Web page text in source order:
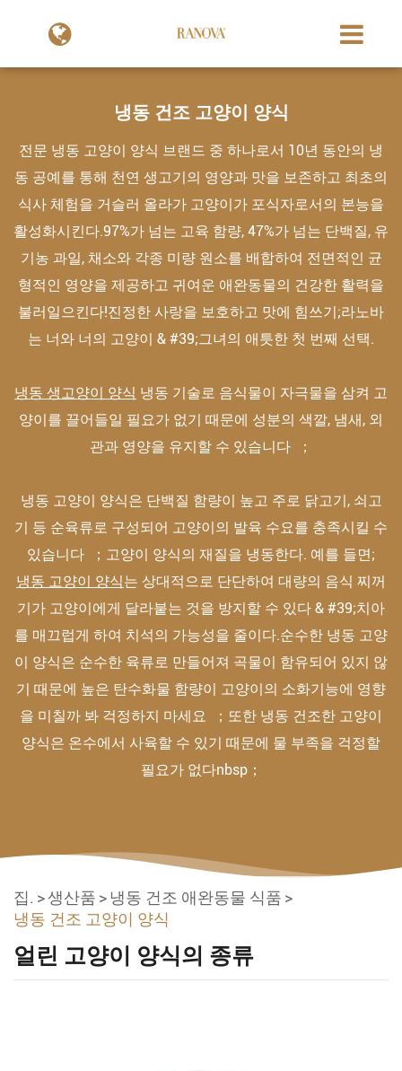
냉동 건조 고양이 양식
전문 냉동 고양이 양식 브랜드 중 하나로서 10년 동안의 냉
동 공예를 통해 천연 생고기의 영양과 맛을 보존하고 최초의
식사 체험을 거슬러 올라가 고양이가 포식자로서의 본능을
활성화시킨다.97%가 넘는 고육 함량, 47%가 넘는 단백질, 유
기농 과일, 채소와 각종 미량 원소를 배합하여 전면적인 균
형적인 영양을 제공하고 귀여운 애완동물의 건강한 활력을
불러일으킨다!진정한 사랑을 보호하고 맛에 힘쓰기;라노바
는 너와 너의 고양이 & #39;그녀의 애틋한 첫 번째 선택.
냉동 생고양이 양식 냉동 기술로 음식물이 자극물을 삼켜 고
양이를 끌어들일 필요가 없기 때문에 성분의 색깔, 냄새, 외
관과 영양을 유지할 수 있습니다 ；
냉동 고양이 양식은 단백질 함량이 높고 주로 닭고기, 쇠고
기 등 순육류로 구성되어 고양이의 발육 수요를 충족시킬 수
있습니다 ；고양이 양식의 재질을 냉동한다. 예를 들면;
냉동 고양이 양식는 상대적으로 단단하여 대량의 음식 찌꺼
기가 고양이에게 달라붙는 것을 방지할 수 있다 & #39;치아
를 매끄럽게 하여 치석의 가능성을 줄이다.순수한 냉동 고양
이 양식은 순수한 육류로 만들어져 곡물이 함유되어 있지 않
기 때문에 높은 탄수화물 함량이 고양이의 소화기능에 영향
을 미칠까 봐 걱정하지 마세요 ；또한 냉동 건조한 고양이
양식은 온수에서 사육할 수 있기 때문에 물 부족을 걱정할
필요가 없다nbsp；
집. 생산품
냉동 건조 애완동물 식품
냉동 건조 고양이 양식
얼린 고양이 양식의 종류